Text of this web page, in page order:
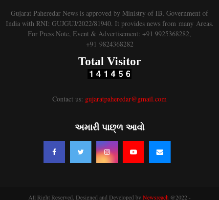
Gujarat Paheredar News is approved by Ministry of IB, Government of
India with RNI: GUJGUJ/2022/81940. It provides news from many Areas.
For Press Note, Event & Advertisement: +91 9925368282,
+91 9824368282
Total Visitor
Contact us: gujaratpaheredar@gmail.com
અમારી પાછ્ળ આવો
All Right Reserved. Designed and Developed byNewsreach @2022 -